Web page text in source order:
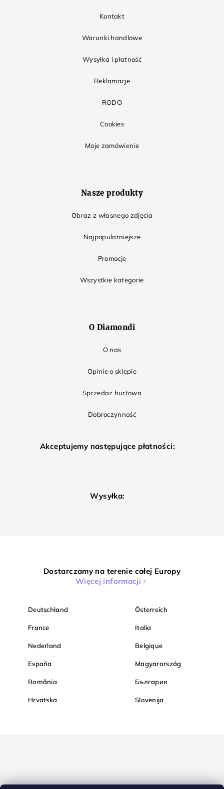
Kontakt
Warunki handlowe
Wysyłka i płatność
Reklamacje
RODO
Cookies
Moje zamówienie
Nasze produkty
Obraz z własnego zdjęcia
Najpopularniejsze
Promocje
Wszystkie kategorie
O Diamondi
O nas
Opinie o sklepie
Sprzedaż hurtowa
Dobroczynność
Akceptujemy następujące płatności:
Wysyłka:
Dostarczamy na terenie całej Europy
Więcej informacji
Deutschland Österreich
France Italia
Nederland Belgique
España Magyarország
România България
Hrvatska Slovenija